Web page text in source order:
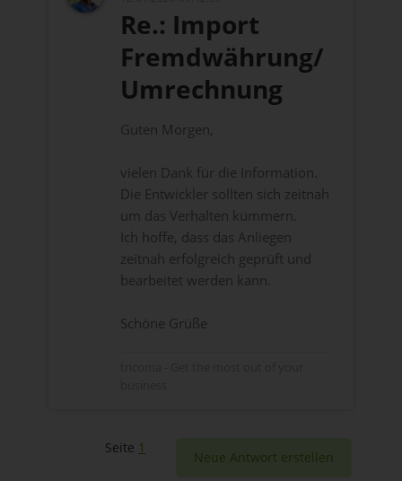
Re.: Import
Fremdwährung/
Umrechnung
Guten Morgen,
vielen Dank für die Information.
Die Entwickler sollten sich zeitnah
um das Verhalten kümmern.
Ich hoffe, dass das Anliegen
zeitnah erfolgreich geprüft und
bearbeitet werden kann.
Schöne Grüße
Seite 1
Neue Antwort erstellen